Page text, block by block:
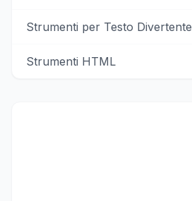
Strumenti per Testo Divertente
Strumenti HTML